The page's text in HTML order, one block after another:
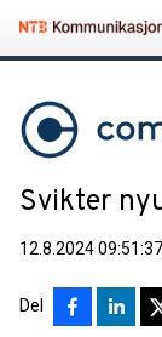
Svikter
12.8.2024
Del